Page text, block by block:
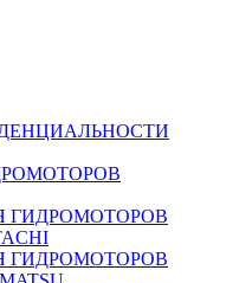
ГИДРОМОТОРОВ
ГИДРОМОТОРОВ